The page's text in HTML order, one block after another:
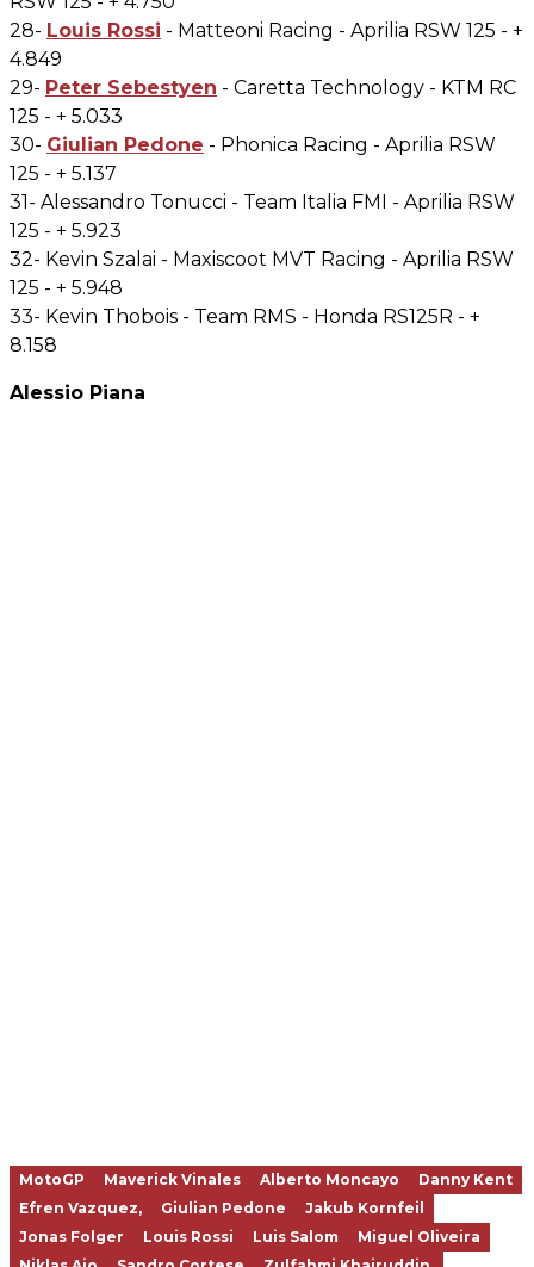
28- Louis Rossi - Matteoni Racing - Aprilia RSW 125 - +
4.849
29- Peter Sebestyen - Caretta Technology - KTM RC
125 - + 5.033
30- Giulian Pedone - Phonica Racing - Aprilia RSW
125 - + 5.137
31- Alessandro Tonucci - Team Italia FMI - Aprilia RSW
125 - + 5.923
32- Kevin Szalai - Maxiscoot MVT Racing - Aprilia RSW
125 - + 5.948
33- Kevin Thobois - Team RMS - Honda RS125R - +
8.158
Alessio Piana
MotoGP Maverick Vinales Alberto Moncayo
Danny Kent
Efren Vazquez,
Giulian Pedone
Jakub Kornfeil
Jonas Folger
Louis Rossi Luis Salom
Miguel Oliveira